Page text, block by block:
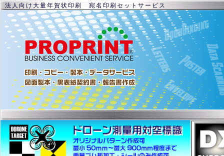
法人向け大量年賀状印刷 宛名印刷セットサービス